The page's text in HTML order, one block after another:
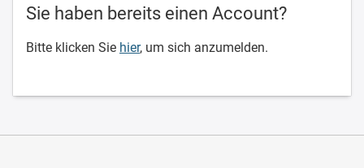
Sie haben bereits einen Account?
Bitte klicken Sie hier, um sich anzumelden.